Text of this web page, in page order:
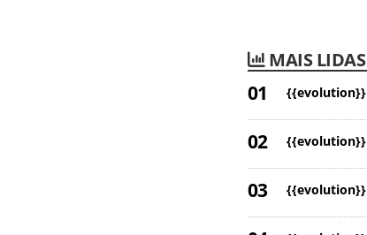
MAIS LIDAS
{{evolution}}
{{evolution}}
{{evolution}}